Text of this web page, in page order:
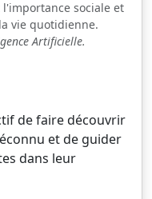
sociale et
vie quotidienne.
Artificielle.
de faire découvrir
et de guider
dans leur